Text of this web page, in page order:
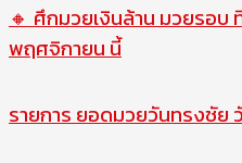
🔸 ศึกมวยเงินล้าน มวยรอบ
พฤศจิกายน นี้
รายการ ยอดมวยวันทรงชัย